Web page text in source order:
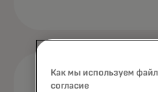
Как мы используем
согласие